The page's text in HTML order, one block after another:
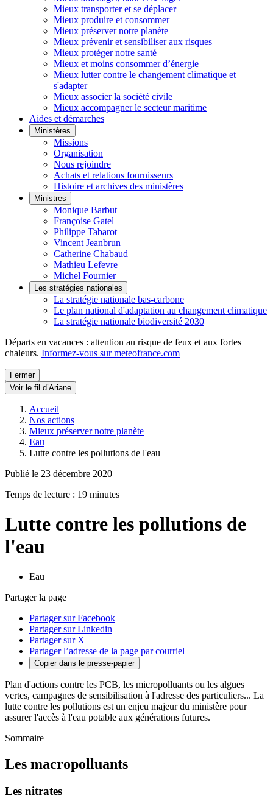
Mieux transporter et se déplacer
Mieux produire et consommer
Mieux préserver notre planète
Mieux prévenir et sensibiliser aux risques
Mieux protéger notre santé
Mieux et moins consommer d’énergie
Mieux lutter contre le changement climatique et
s'adapter
Mieux associer la société civile
Mieux accompagner le secteur maritime
Aides et démarches
Ministères
Missions
Organisation
Nous rejoindre
Achats et relations fournisseurs
Histoire et archives des ministères
Ministres
Monique Barbut
Françoise Gatel
Philippe Tabarot
Vincent Jeanbrun
Catherine Chabaud
Mathieu Lefevre
Michel Fournier
Les stratégies nationales
La stratégie nationale bas-carbone
Le plan national d'adaptation au changement climatique
La stratégie nationale biodiversité 2030
Départs en vacances : attention au risque de feux et aux fortes
chaleurs. Informez-vous sur meteofrance.com
Fermer
Voir le fil d’Ariane
Accueil
Nos actions
Mieux préserver notre planète
Eau
Lutte contre les pollutions de l'eau
Publié le 23 décembre 2020
Temps de lecture : 19 minutes
Lutte contre les pollutions de
l'eau
Eau
Partager la page
Partager sur Facebook
Partager sur Linkedin
Partager sur X
Partager l’adresse de la page par courriel
Copier dans le presse-papier
Plan d'actions contre les PCB, les micropolluants ou les algues
vertes, campagnes de sensibilisation à l'adresse des particuliers... La
lutte contre les pollutions est un enjeu majeur du ministère pour
assurer l'accès à l'eau potable aux générations futures.
Sommaire
Les macropolluants
Les nitrates